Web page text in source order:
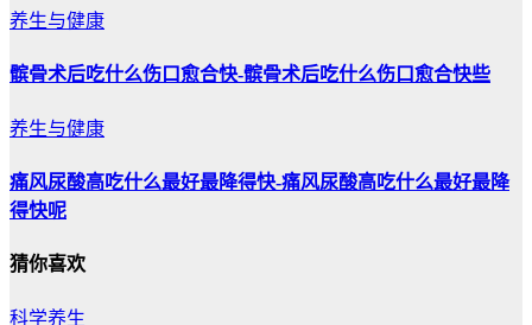
养生与健康
髌骨术后吃什么伤口愈合快-髌骨术后吃什么伤口愈合快些
养生与健康
痛风尿酸高吃什么最好最降得快-痛风尿酸高吃什么最好最降
得快呢
猜你喜欢
科学养生